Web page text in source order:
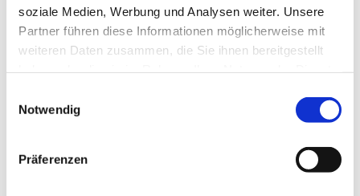
soziale Medien, Werbung und Analysen weiter. Unsere
Partner führen diese Informationen möglicherweise mit
weiteren Daten zusammen, die Sie ihnen bereitgestellt
Notwendig
Präferenzen
* Charakter und Fähigkeiten sind entscheidend, nicht
das Geschlecht!